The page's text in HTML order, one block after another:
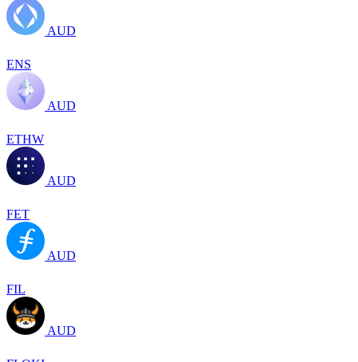
AUD
ENS
AUD
ETHW
AUD
FET
AUD
FIL
AUD